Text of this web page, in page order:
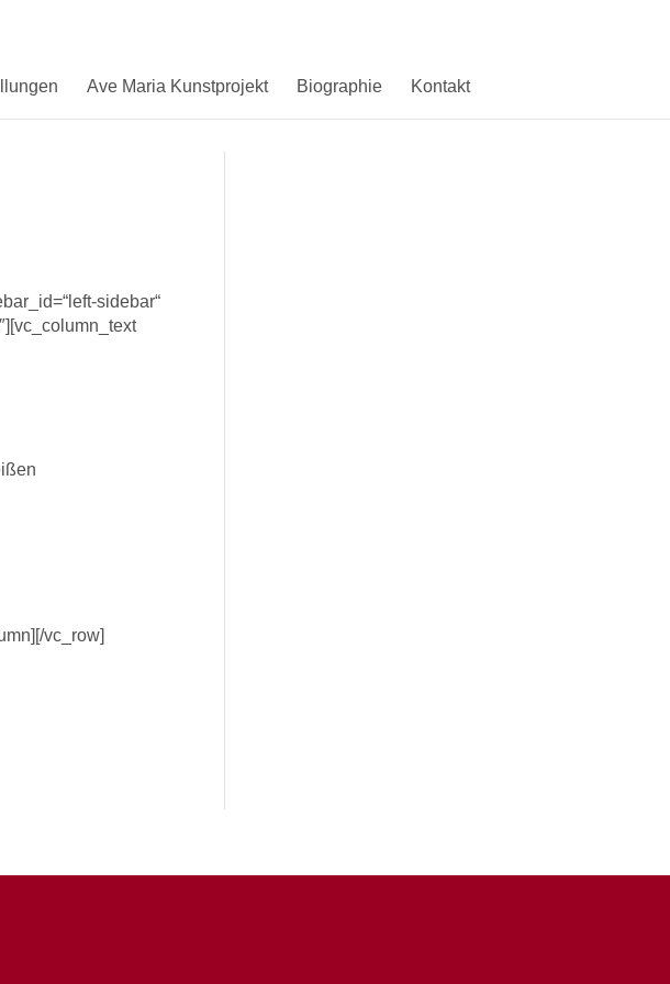
Ave Maria Kunstprojekt Biographie Kontakt
sidebar“
vc_row]